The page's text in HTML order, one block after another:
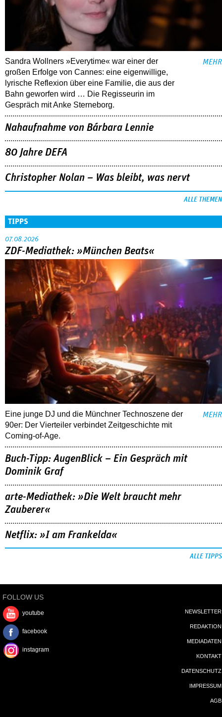
Sandra Wollners »Everytime« war einer der
großen Erfolge von Cannes: eine eigenwillige,
lyrische Reflexion über eine ­Familie, die aus der
Bahn geworfen wird … Die Regisseurin im
Gespräch mit Anke Sterneborg.
MEHR
Nahaufnahme von Bárbara Lennie
80 Jahre DEFA
Christopher Nolan – Was bleibt, was nervt
ALLE THEMEN
TIPPS
07.08.2026
ZDF-Mediathek: »München Beats«
Eine junge DJ und die Münchner Technoszene der
90er: Der Vierteiler verbindet Zeitgeschichte mit
Coming-of-Age.
MEHR
Buch-Tipp: AugenBlick – Ein Gespräch mit
Dominik Graf
arte-Mediathek: »Die Welt braucht mehr
Zauberer«
Netflix: »I am Frankelda«
ALLE TIPPS
FOLLOW US
youtube
facebook
instagram
NEWSLETTER
REDAKTION
MEDIADATEN
KONTAKT
DATENSCHUTZ
IMPRESSUM
AGB